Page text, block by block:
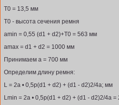
Т0 = 13,5 мм
Т0 - высота сечения ремня
аmin = 0,55 (d1 + d2)+Т0 = 563 мм
аmax = d1 + d2 = 1000 мм
Принимаем а = 700 мм
Определим длину ремня:
L = 2а • 0,5р(d1 + d2) + (d1 - d2)2/4а; мм
Lmin = 2а • 0,5р(d1 + d2) + (d1 - d2)2/4а